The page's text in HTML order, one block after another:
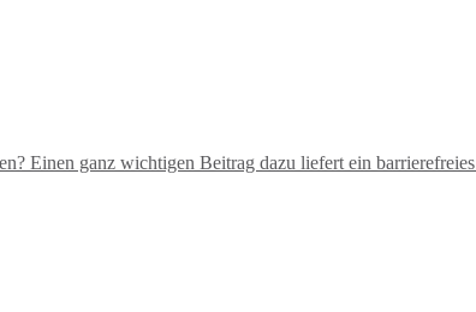
Einen ganz wichtigen Beitrag dazu liefert ein